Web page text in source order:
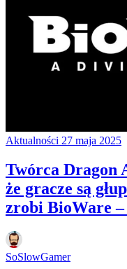
Aktualności 27 maja 2025
Twórca Dragon
że gracze są
zrobi BioWare
SoSlowGamer